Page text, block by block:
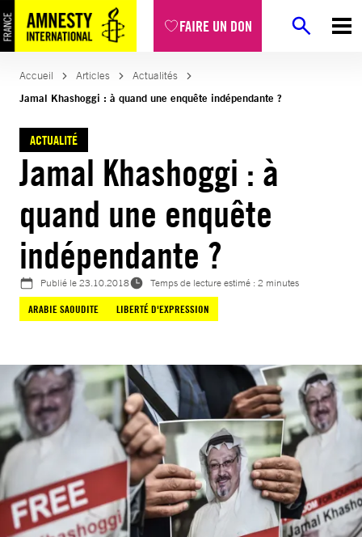
FAIRE UN DON
Aller
au
contenu
Accueil Articles
Actualités
Jamal Khashoggi : à quand une enquête indépendante ?
ACTUALITÉ
Jamal Khashoggi : à
quand une enquête
indépendante ?
Publié le23.10.2018
Temps de lecture estimé : 2 minutes
ARABIE SAOUDITE
LIBERTÉ D'EXPRESSION